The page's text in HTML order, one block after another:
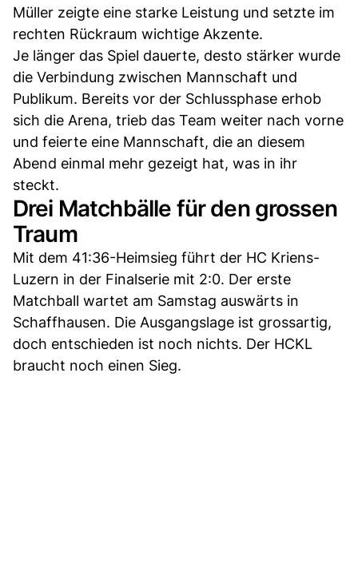
Müller zeigte eine starke Leistung und setzte im
rechten Rückraum wichtige Akzente.
Je länger das Spiel dauerte, desto stärker wurde
die Verbindung zwischen Mannschaft und
Publikum. Bereits vor der Schlussphase erhob
sich die Arena, trieb das Team weiter nach vorne
und feierte eine Mannschaft, die an diesem
Abend einmal mehr gezeigt hat, was in ihr
steckt.
Drei Matchbälle für den grossen
Traum
Mit dem 41:36-Heimsieg führt der HC Kriens-
Luzern in der Finalserie mit 2:0. Der erste
Matchball wartet am Samstag auswärts in
Schaffhausen. Die Ausgangslage ist grossartig,
doch entschieden ist noch nichts. Der HCKL
braucht noch einen Sieg.